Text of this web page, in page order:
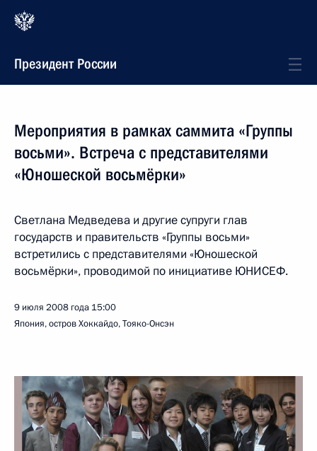
Президент России
Мероприятия в рамках саммита «Группы
восьми». Встреча с представителями
«Юношеской восьмёрки»
Светлана Медведева и другие супруги глав
государств и правительств «Группы восьми»
встретились с представителями «Юношеской
восьмёрки», проводимой по инициативе ЮНИСЕФ.
9 июля 2008 года 15:00
Япония, остров Хоккайдо, Тояко-Онсэн